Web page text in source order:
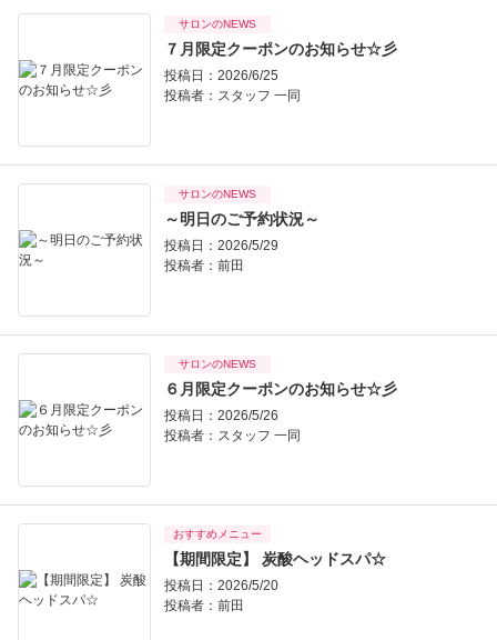
サロンのNEWS
７月限定クーポンのお知らせ☆彡
投稿日：2026/6/25
投稿者： スタッフ 一同
サロンのNEWS
～明日のご予約状況～
投稿日：2026/5/29
投稿者： 前田
サロンのNEWS
６月限定クーポンのお知らせ☆彡
投稿日：2026/5/26
投稿者： スタッフ 一同
おすすめメニュー
【期間限定】 炭酸ヘッドスパ☆
投稿日：2026/5/20
投稿者： 前田